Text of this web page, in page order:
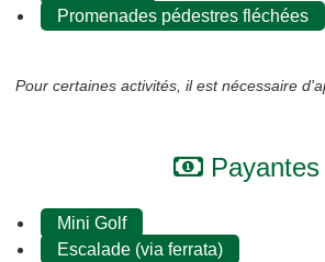
Promenades pédestres fléchées
Pour certaines activités, il est nécessaire
Payantes
Mini Golf
Escalade (via ferrata)